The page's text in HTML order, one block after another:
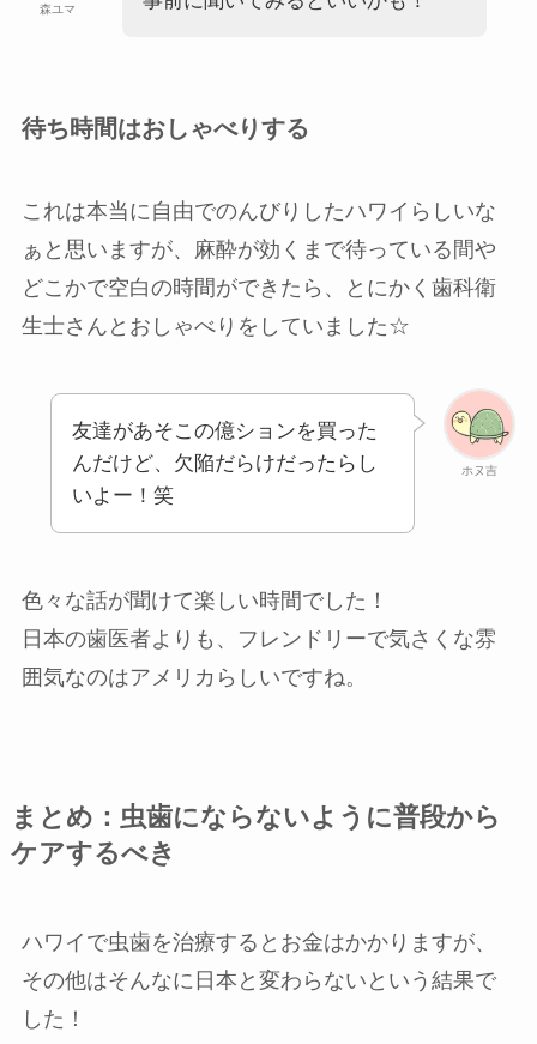
森ユマ
待ち時間はおしゃべりする
これは本当に自由でのんびりしたハワイらしいな
ぁと思いますが、麻酔が効くまで待っている間や
どこかで空白の時間ができたら、とにかく歯科衛
生士さんとおしゃべりをしていました☆
ホヌ吉
友達があそこの億ションを買った
んだけど、欠陥だらけだったらし
いよー！笑
色々な話が聞けて楽しい時間でした！
日本の歯医者よりも、フレンドリーで気さくな雰
囲気なのはアメリカらしいですね。
まとめ：虫歯にならないように普段から
ケアするべき
ハワイで虫歯を治療するとお金はかかりますが、
その他はそんなに日本と変わらないという結果で
した！